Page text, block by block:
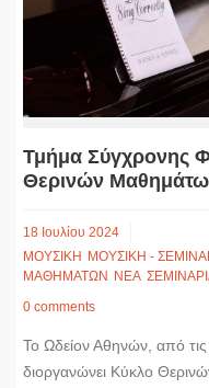
Τμήμα Σύγχρονης
Θερινών
18 Ιουλίου 2024
ΜΟΥΣΙΚΗ
ΜΟΥΣΙΚΗ -
ΜΑΘΗΜΑΤΩΝ
ΝΕΑ
0 comments
Το Ωδείον Αθηνών, από
διοργανώνει Κύκλο